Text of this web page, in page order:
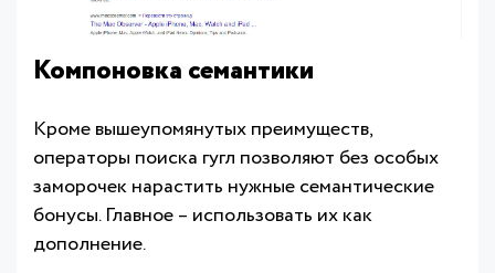
Компоновка семантики
Кроме вышеупомянутых преимуществ,
операторы поиска гугл позволяют без особых
заморочек нарастить нужные семантические
бонусы. Главное – использовать их как
дополнение.